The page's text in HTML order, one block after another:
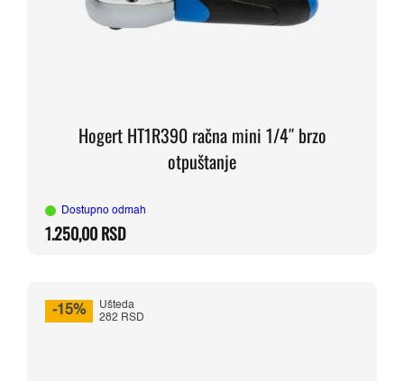
Hogert HT1R390 račna mini 1/4″ brzo
otpuštanje
Dostupno odmah
1.250,00RSD
-15%
Ušteda
282 RSD